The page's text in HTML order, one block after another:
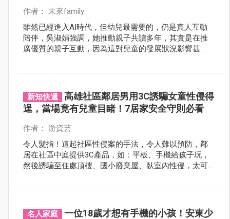
作者： 未來family
雖然已經進入AI時代，但幼兒最需要的，仍是真人互動
陪伴，吳淑娟強調，她推動親子共讀多年，其實是在推
廣優質的親子互動，因為這對兒童的發展狀況影響甚
新知快遞
高雄社區鄰居男用3C誘騙女童性侵得
逞，當場竟有兒童目睹！7居家安全守則必看
作者： 游資芸
令人髮指！這起社區性侵案的手法，令人難以預防，鄰
居在社區中庭提供3C產品，如：平板、手機給孩子玩，
然後誘騙至住處頂樓、國小廢棄屋、臥室內性侵，太可
名人家庭
一位18歲才想有手機的小孩！安東少